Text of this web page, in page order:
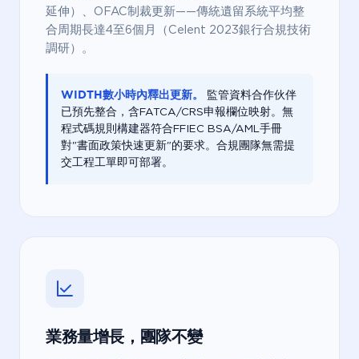
延伸）、OFAC制裁更新——傳統遺留系統平均整
合周期長達4至6個月（Celent 2023銀行合規技術
調研）。
WIDTH數小時內釋出更新。
監管資料合作伙伴
已預先整合，含FATCA/CRS申報欄位映射。無
程式碼規則構建器符合FFIEC BSA/AML手冊
對"書面政策快速更新"的要求。合規團隊無需提
交工程工單即可部署。
業務量增長，團隊不變